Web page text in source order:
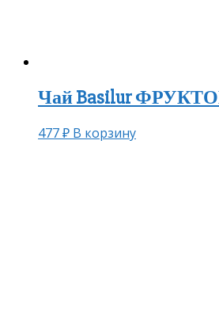
Чай Basilur
477₽ В корзину